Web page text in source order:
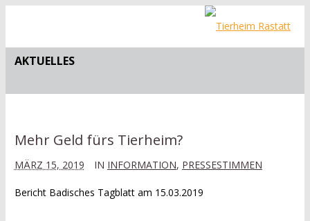
AKTUELLES
Mehr Geld fürs Tierheim?
MÄRZ 15, 2019 IN INFORMATION, PRESSESTIMMEN
Bericht Badisches Tagblatt am 15.03.2019